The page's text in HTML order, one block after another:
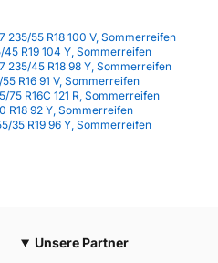
55 R18 100 V, Sommerreifen
45 R19 104 Y, Sommerreifen
235/45 R18 98 Y, Sommerreifen
R16 91 V, Sommerreifen
R16C 121 R, Sommerreifen
R18 92 Y, Sommerreifen
35 R19 96 Y, Sommerreifen
Unsere Partner